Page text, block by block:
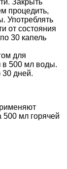
Закрыть
процедить,
Употреблять
от состояния
30 капель
для
в 500 мл воды.
30 дней.
500 мл горячей